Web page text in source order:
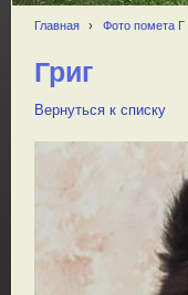
Главная › Фото помета Г
Григ
Вернуться к списку